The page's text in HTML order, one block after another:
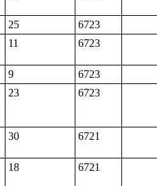
25
6723
11 6723
9
6723
23 6723
30 6721
18 6721